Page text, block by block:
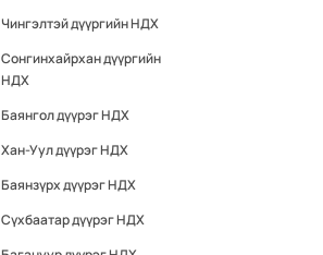
Чингэлтэй дүүргийн НДХ
Сонгинхайрхан дүүргийн
НДХ
Баянгол дүүрэг НДХ
Хан-Уул дүүрэг НДХ
Баянзүрх дүүрэг НДХ
Сүхбаатар дүүрэг НДХ